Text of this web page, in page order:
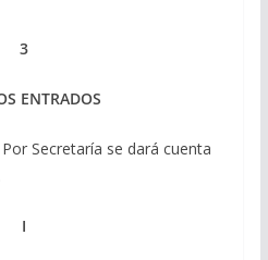
3
ENTRADOS
Secretaría se dará cuenta
I